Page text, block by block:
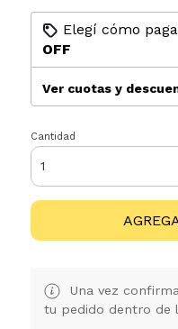
Elegí cómo
OFF
Ver cuotas y
Cantidad
Una vez
tu pedido dentro de